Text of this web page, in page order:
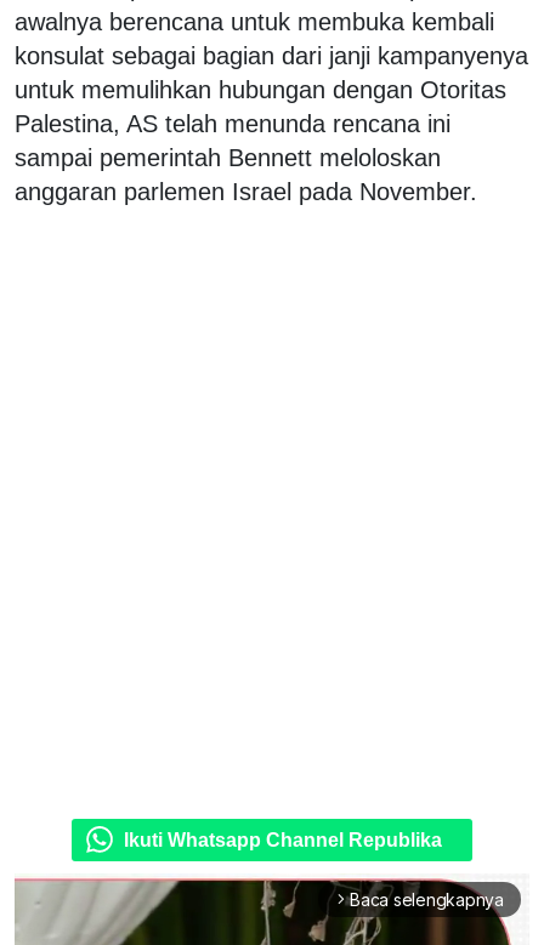
awalnya berencana untuk membuka kembali
konsulat sebagai bagian dari janji kampanyenya
untuk memulihkan hubungan dengan Otoritas
Palestina, AS telah menunda rencana ini
sampai pemerintah Bennett meloloskan
anggaran parlemen Israel pada November.
Ikuti Whatsapp Channel Republika
arrow_forward_ios Baca selengkapnya